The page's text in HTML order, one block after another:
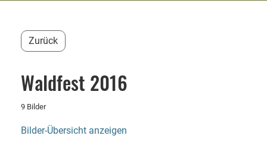
Zurück
Waldfest 2016
9 Bilder
Bilder-Übersicht anzeigen